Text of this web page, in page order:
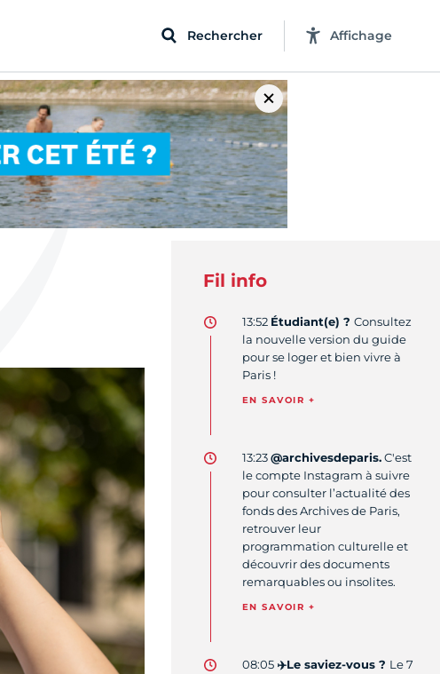
Rechercher Affichage
Fil info
13:52 Étudiant(e) ? Consultez
la nouvelle version du guide
pour se loger et bien vivre à
Paris !
EN SAVOIR +
13:23@archivesdeparis.C'est
le compte Instagram à suivre
pour consulter l’actualité des
fonds des Archives de Paris,
retrouver leur
programmation culturelle et
découvrir des documents
remarquables ou insolites.
EN SAVOIR +
08:05 ✈️Le saviez-vous ? Le 7